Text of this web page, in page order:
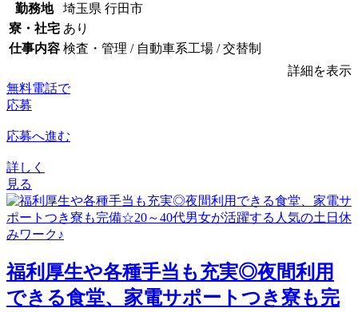
勤務地
埼玉県 行田市
寮・社宅 あり
仕事内容 検査・管理 / 自動車系工場 / 交替制
詳細を表示
無料電話で
応募
応募へ進む
詳しく
見る
福利厚生や各種手当も充実◎夜間利用
できる食堂、家電サポートつき寮も完